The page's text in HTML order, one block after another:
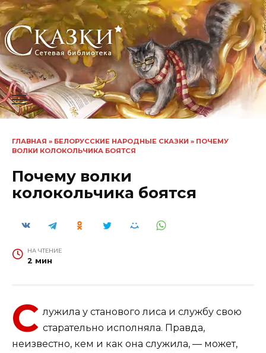
Перейти
содержанию
ГЛАВНАЯ » БЕЛОРУССКИЕ НАРОДНЫЕ СКАЗКИ » ПОЧЕМУ
ВОЛКИ КОЛОКОЛЬЧИКА БОЯТСЯ
Почему волки
колокольчика боятся
НА ЧТЕНИЕ
2 мин
С лужила у станового лиса и службу свою
старательно исполняла. Правда,
неизвестно, кем и как она служила, — может,